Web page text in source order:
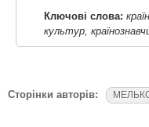
Ключові слова:
культур,
Сторінки авторів: